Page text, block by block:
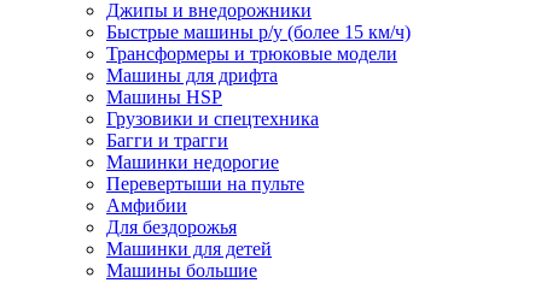
Джипы и внедорожники
Быстрые машины р/у (более 15 км/ч)
Трансформеры и трюковые модели
Машины для дрифта
Машины HSP
Грузовики и спецтехника
Багги и трагги
Машинки недорогие
Перевертыши на пульте
Амфибии
Для бездорожья
Машинки для детей
Машины большие